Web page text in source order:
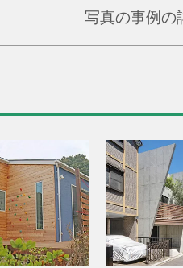
写真の事例の